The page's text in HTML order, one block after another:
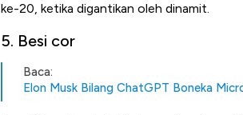
ke-20, ketika digantikan oleh dinamit.
5. Besi cor
Baca:
Elon Musk Bilang ChatGPT Boneka